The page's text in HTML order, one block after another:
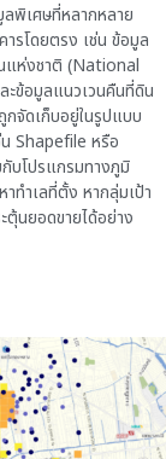
พิเศษที่หลากหลาย
ารโดยตรง เช่น ข้อมูล
แห่งชาติ (National
ะข้อมูลแนวเวนคืนที่ดิน
จัดเก็บอยู่ในรูปแบบ
Shapefile หรือ
บโปรแกรมทางภูมิ
ทำเลที่ตั้ง หากลุ่มเป้า
ตุ้นยอดขายได้อย่าง